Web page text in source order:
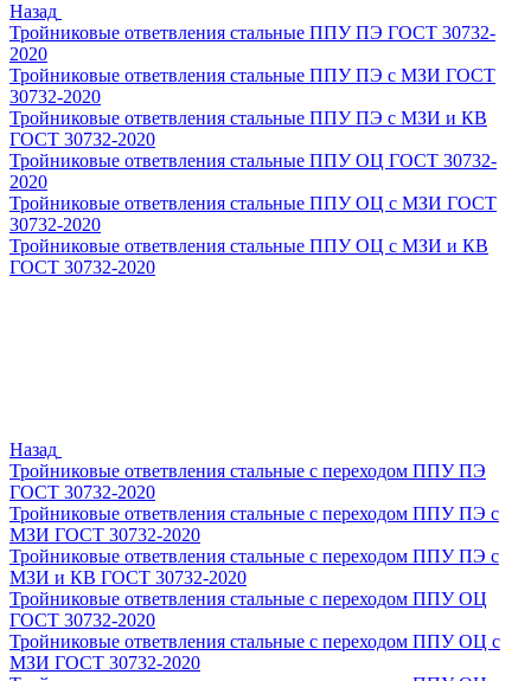
Назад
Тройниковые ответвления стальные ППУ ПЭ ГОСТ 30732-
2020
Тройниковые ответвления стальные ППУ ПЭ с МЗИ ГОСТ
30732-2020
Тройниковые ответвления стальные ППУ ПЭ с МЗИ и КВ
ГОСТ 30732-2020
Тройниковые ответвления стальные ППУ ОЦ ГОСТ 30732-
2020
Тройниковые ответвления стальные ППУ ОЦ с МЗИ ГОСТ
30732-2020
Тройниковые ответвления стальные ППУ ОЦ с МЗИ и КВ
ГОСТ 30732-2020
Назад
Тройниковые ответвления стальные с переходом ППУ ПЭ
ГОСТ 30732-2020
Тройниковые ответвления стальные с переходом ППУ ПЭ с
МЗИ ГОСТ 30732-2020
Тройниковые ответвления стальные с переходом ППУ ПЭ с
МЗИ и КВ ГОСТ 30732-2020
Тройниковые ответвления стальные с переходом ППУ ОЦ
ГОСТ 30732-2020
Тройниковые ответвления стальные с переходом ППУ ОЦ с
МЗИ ГОСТ 30732-2020